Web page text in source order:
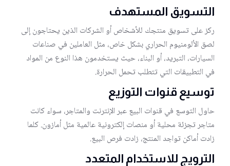
التسويق المستهدف
ركز على تسويق منتجك للأشخاص أو الشركات الذين يحتاجون إلى
لصق الألومنيوم الحراري بشكل خاص، مثل العاملين في صناعات
السيارات، التبريد، أو البناء، حيث يستخدمون هذا النوع من المواد
في التطبيقات التي تتطلب تحمل الحرارة.
توسيع قنوات التوزيع
حاول التوسع في قنوات البيع عبر الإنترنت والمتاجر، سواء كانت
متاجر تجزئة محلية أو منصات إلكترونية عالمية مثل أمازون. كلما
زادت أماكن تواجد المنتج، زادت فرص البيع.
الترويج للاستخدام المتعدد